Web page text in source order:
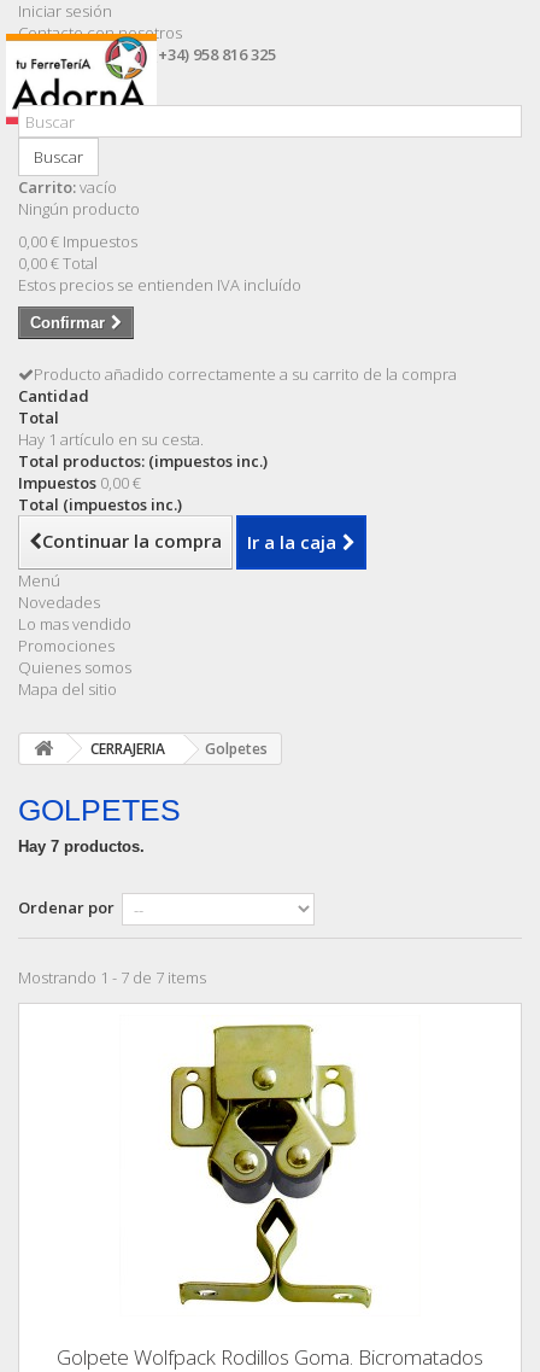
Iniciar sesión
Contacte con nosotros
Llámanos ahora: (+34) 958 816 325
Buscar
Carrito:vacío
Ningún producto
0,00 € Impuestos
0,00 €Total
Estos precios se entienden IVA incluído
Confirmar
Producto añadido correctamente a su carrito de la compra
Cantidad
Total
Hay 1 artículo en su cesta.
Total productos: (impuestos inc.)
Impuestos 0,00 €
Total (impuestos inc.)
Continuar la compra Ir a la caja
Menú
Novedades
Lo mas vendido
Promociones
Quienes somos
Mapa del sitio
CERRAJERIA Golpetes
GOLPETES
Hay 7 productos.
Ordenar por
Mostrando 1 - 7 de 7 items
Golpete Wolfpack Rodillos Goma. Bicromatados